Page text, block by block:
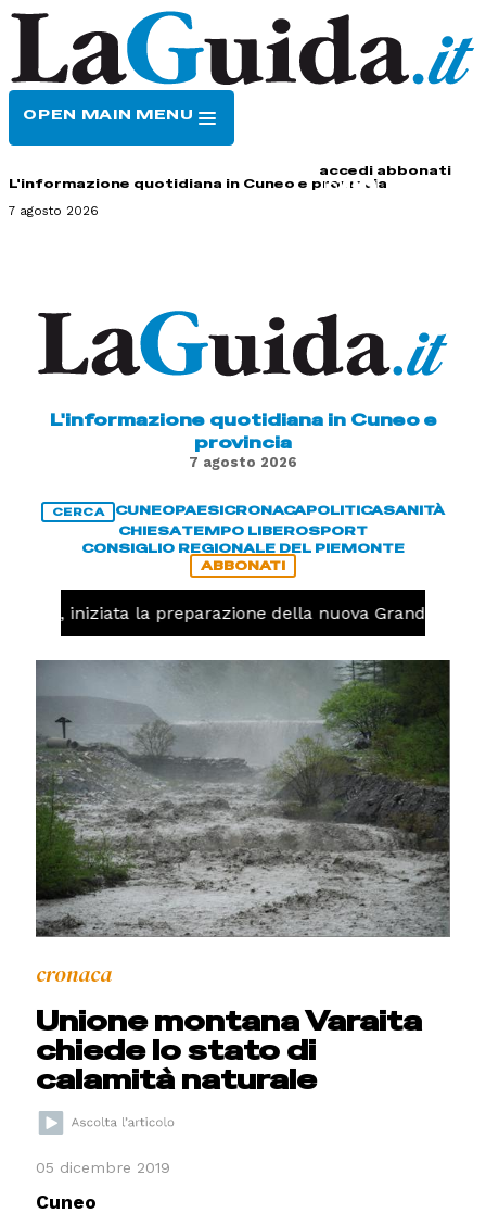
OPEN MAIN MENU
accedi abbonati
L'informazione quotidiana in Cuneo e provincia
7 agosto 2026
L'informazione quotidiana in Cuneo e
provincia
7 agosto 2026
CERCA CUNEOPAESICRONACAPOLITICASANITÀ
CHIESATEMPO LIBEROSPORT
CONSIGLIO REGIONALE DEL PIEMONTE
ABBONATI
iniziata la preparazione della nuova Granda Volley
cronaca
Unione montana Varaita
chiede lo stato di
calamità naturale
05 dicembre 2019
Cuneo